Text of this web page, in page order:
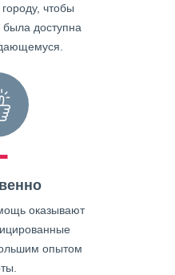
чтобы
доступна
оказывают
опытом